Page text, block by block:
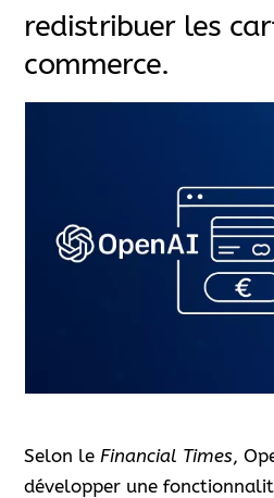
redistribuer les
commerce.
Selon le Financial Times,
développer une